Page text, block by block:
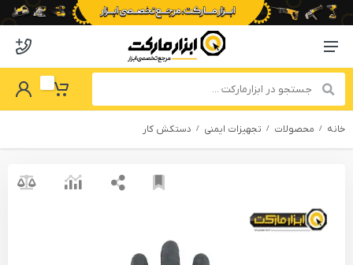
Menu Navigation
My Basket
Password
خانه محصولات تجهیزات ایمنی دستکش کار